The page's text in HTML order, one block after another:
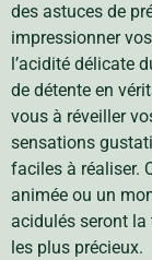
des astuces de
impressionner
l’acidité délicate
de détente en
vous à réveiller
sensations
faciles à réaliser.
animée ou un
acidulés seront
les plus précieux.